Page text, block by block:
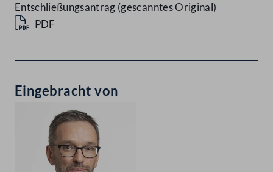
Entschließungsantrag (gescanntes Original)
PDF
Eingebracht von